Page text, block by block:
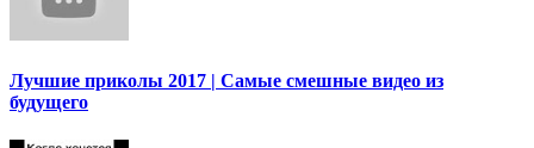
Лучшие приколы 2017 | Самые смешные видео из
будущего